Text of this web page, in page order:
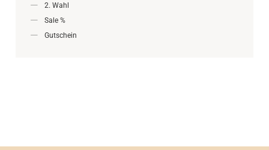
2. Wahl
Sale %
Gutschein